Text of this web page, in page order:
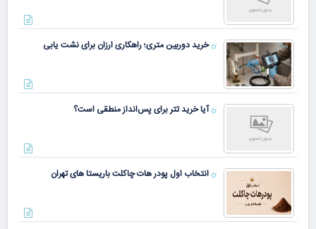
خرید دوربین متری؛ راهکاری ارزان برای نشت یابی
آیا خرید تتر برای پس‌انداز منطقی است؟
انتخاب اول پودر هات چاکلت باریستا های تهران